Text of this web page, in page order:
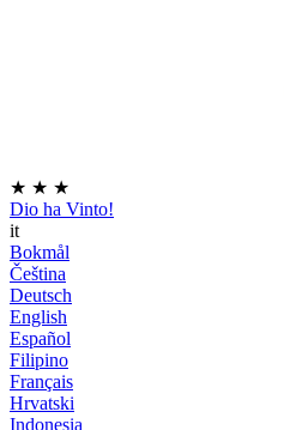
★ ★ ★
Dio ha Vinto!
it
Bokmål
Čeština
Deutsch
English
Español
Filipino
Français
Hrvatski
Indonesia